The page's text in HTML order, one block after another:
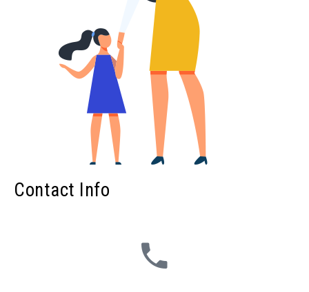
Contact Info